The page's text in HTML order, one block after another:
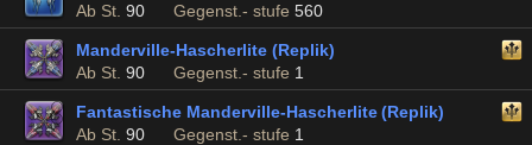
Ab St. 90 Gegenst.- stufe 560
Manderville-Hascherlite (Replik)
Ab St. 90 Gegenst.- stufe 1
Fantastische Manderville-Hascherlite (Replik)
Ab St. 90 Gegenst.- stufe 1